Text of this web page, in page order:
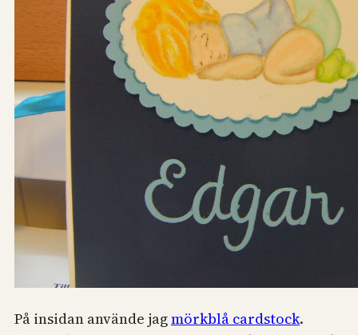
På insidan använde jagmörkblå cardstock.